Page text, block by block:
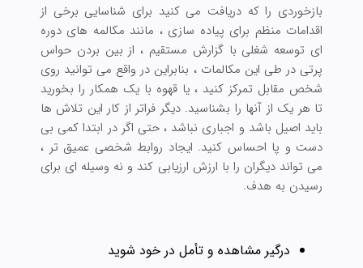
بازخوردی را که دریافت می کنید برای شناسایی برخی از
اقدامات منظم برای پیاده سازی ، مانند مکالمه های دوره
ای توسعه شغلی با گزارش مستقیم ، از بین بردن حواس
پرتی در طی این مکالمات ، بنابراین در واقع می توانید روی
شخص مقابل تمرکز کنید ، یا قهوه با یک همکار را بخورید
تا هر یک از آنها را بشناسید. دیگر فراتر از کار این تلاش ها
باید اصیل باشد و اجباری نباشد ، حتی اگر در ابتدا کمی بی
دست و پا احساس کنید. ایجاد روابط شخصی عمیق تر ،
می تواند دیگران را با ارزش ارزیابی کند و نه وسیله ای برای
رسیدن به هدف.
درگیر مشاهده و تأمل در خود شوید